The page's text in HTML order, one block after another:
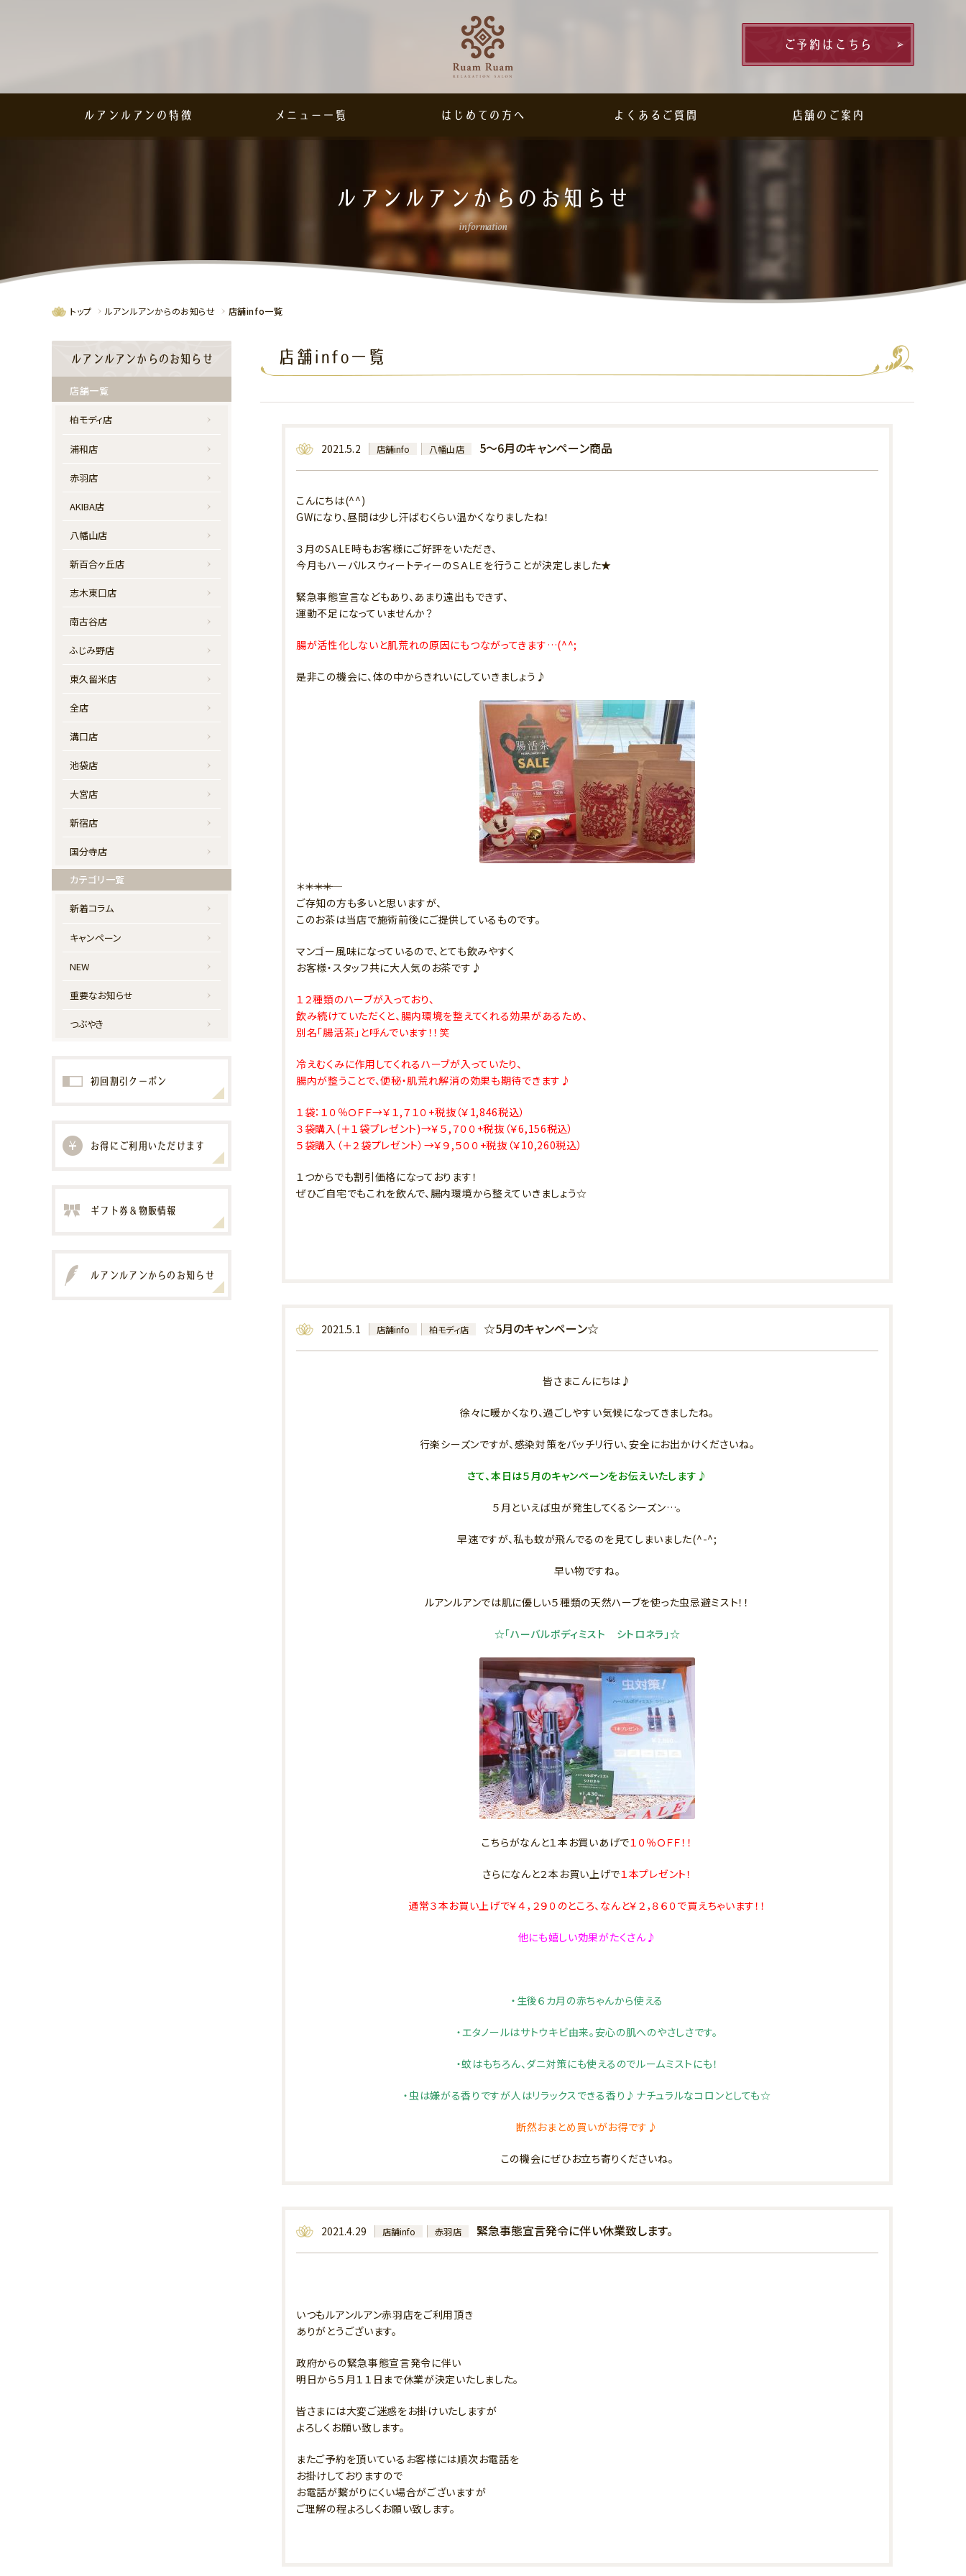
ご予約はこちら
ルアンルアンの特徴 メニュー一覧 はじめての方へ よくあるご質問 店舗のご案内
ルアンルアンからのお知らせ
information
トップ ルアンルアンからのお知らせ 店舗info一覧
店舗info一覧
2021.5.2 店舗info 八幡山店 5～6月のキャンペーン商品
こんにちは(^^)
GWになり、昼間は少し汗ばむくらい温かくなりましたね！
３月のSALE時もお客様にご好評をいただき、
今月もハーバルスウィートティーのＳＡＬＥを行うことが決定しました★
緊急事態宣言などもあり、あまり遠出もできず、
運動不足になっていませんか？
腸が活性化しないと肌荒れの原因にもつながってきます…(^^;
是非この機会に、体の中からきれいにしていきましょう♪
＊――＊――＊――＊
ご存知の方も多いと思いますが、
このお茶は当店で施術前後にご提供しているものです。
マンゴー風味になっているので、とても飲みやすく
お客様・スタッフ共に大人気のお茶です♪
１２種類のハーブが入っており、
飲み続けていただくと、腸内環境を整えてくれる効果があるため、
別名「腸活茶」と呼んでいます！！笑
冷えむくみに作用してくれるハーブが入っていたり、
腸内が整うことで、便秘・肌荒れ解消の効果も期待できます♪
１袋：１０％ＯＦＦ→￥１,７１０+税抜（￥1,846税込）
３袋購入(＋１袋プレゼント)→￥５,７００+税抜（￥6,156税込）
５袋購入（＋２袋プレゼント）→￥９,５００+税抜（￥10,260税込）
１つからでも割引価格になっております！
ぜひご自宅でもこれを飲んで、腸内環境から整えていきましょう☆
2021.5.1 店舗info 柏モディ店 ☆5月のキャンペーン☆
皆さまこんにちは♪
徐々に暖かくなり、過ごしやすい気候になってきましたね。
行楽シーズンですが、感染対策をバッチリ行い、安全にお出かけくださいね。
さて、本日は５月のキャンペーンをお伝えいたします♪
５月といえば虫が発生してくるシーズン…。
早速ですが、私も蚊が飛んでるのを見てしまいました(^-^;
早い物ですね。
ルアンルアンでは肌に優しい５種類の天然ハーブを使った虫忌避ミスト！！
☆「ハーバルボディミスト シトロネラ」☆
こちらがなんと１本お買いあげで１０％ＯＦＦ！！
さらになんと２本お買い上げで１本プレゼント！
通常３本お買い上げで￥４，２９０のところ、なんと￥２，８６０で買えちゃいます！！
他にも嬉しい効果がたくさん♪
・生後６カ月の赤ちゃんから使える
・エタノールはサトウキビ由来。安心の肌へのやさしさです。
・蚊はもちろん、ダニ対策にも使えるのでルームミストにも！
・虫は嫌がる香りですが人はリラックスできる香り♪ナチュラルなコロンとしても☆
断然おまとめ買いがお得です♪
この機会にぜひお立ち寄りくださいね。
2021.4.29 店舗info 赤羽店 緊急事態宣言発令に伴い休業致します。
いつもルアンルアン赤羽店をご利用頂き
ありがとうございます。
政府からの緊急事態宣言発令に伴い
明日から５月１１日まで休業が決定いたしました。
皆さまには大変ご迷惑をお掛けいたしますが
よろしくお願い致します。
またご予約を頂いているお客様には順次お電話を
お掛けしておりますので
お電話が繋がりにくい場合がございますが
ご理解の程よろしくお願い致します。
ルアンルアンからのお知らせ
店舗一覧
柏モディ店
浦和店
赤羽店
AKIBA店
八幡山店
新百合ヶ丘店
志木東口店
南古谷店
ふじみ野店
東久留米店
全店
溝口店
池袋店
大宮店
新宿店
国分寺店
カテゴリ一覧
新着コラム
キャンペーン
NEW
重要なお知らせ
つぶやき
初回割引クーポン
お得にご利用いただけます
ギフト券＆物販情報
ルアンルアンからのお知らせ